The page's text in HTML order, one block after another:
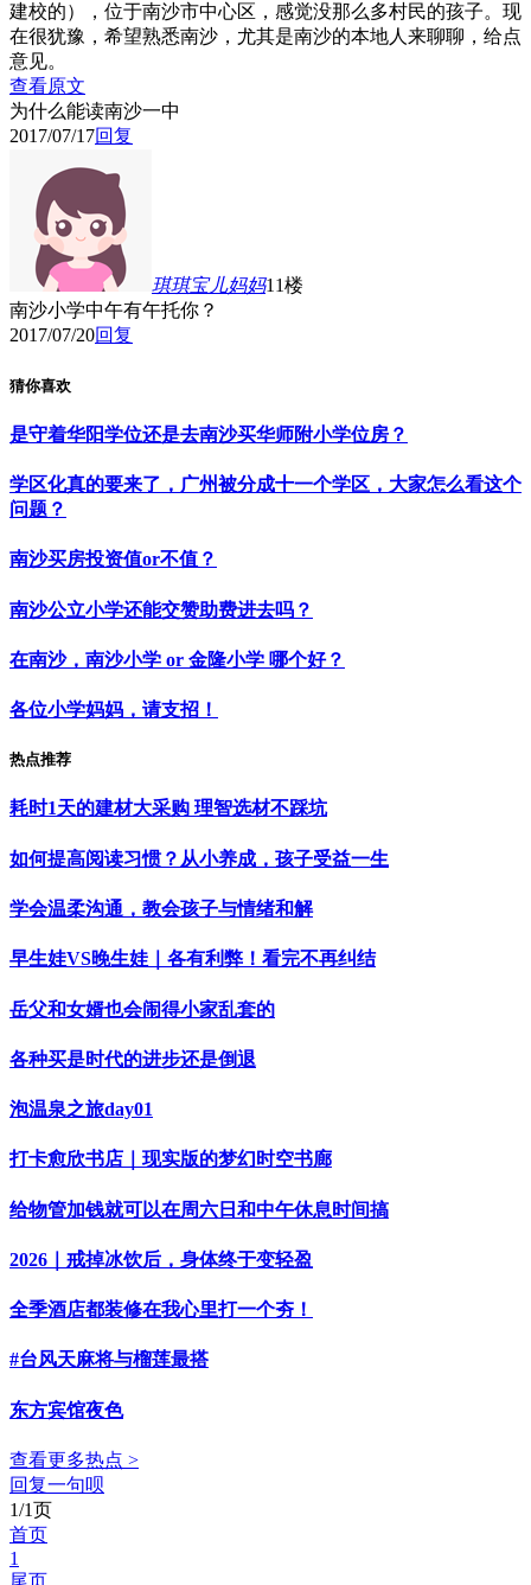
建校的），位于南沙市中心区，感觉没那么多村民的孩子。现
在很犹豫，希望熟悉南沙，尤其是南沙的本地人来聊聊，给点
意见。
查看原文
为什么能读南沙一中
2017/07/17回复
琪琪宝儿妈妈11楼
南沙小学中午有午托你？
2017/07/20回复
猜你喜欢
是守着华阳学位还是去南沙买华师附小学位房？
学区化真的要来了，广州被分成十一个学区，大家怎么看这个
问题？
南沙买房投资值or不值？
南沙公立小学还能交赞助费进去吗？
在南沙，南沙小学 or 金隆小学 哪个好？
各位小学妈妈，请支招！
热点推荐
耗时1天的建材大采购 理智选材不踩坑
如何提高阅读习惯？从小养成，孩子受益一生
学会温柔沟通，教会孩子与情绪和解
早生娃VS晚生娃｜各有利弊！看完不再纠结
岳父和女婿也会闹得小家乱套的
各种买是时代的进步还是倒退
泡温泉之旅day01
打卡愈欣书店｜现实版的梦幻时空书廊
给物管加钱就可以在周六日和中午休息时间搞
2026｜戒掉冰饮后，身体终于变轻盈
全季酒店都装修在我心里打一个夯！
#台风天麻将与榴莲最搭
东方宾馆夜色
查看更多热点 >
回复一句呗
1/1页
首页
1
尾页